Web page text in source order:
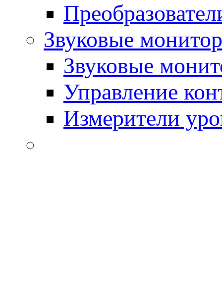
Звуковые
Звуковые
Управление
Измерители